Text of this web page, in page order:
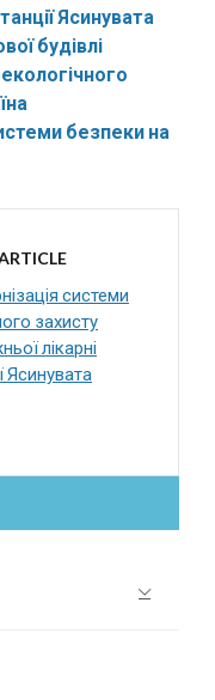
Ясинувата
будівлі
безпеки на
системи
захисту
лікарні
Ясинувата